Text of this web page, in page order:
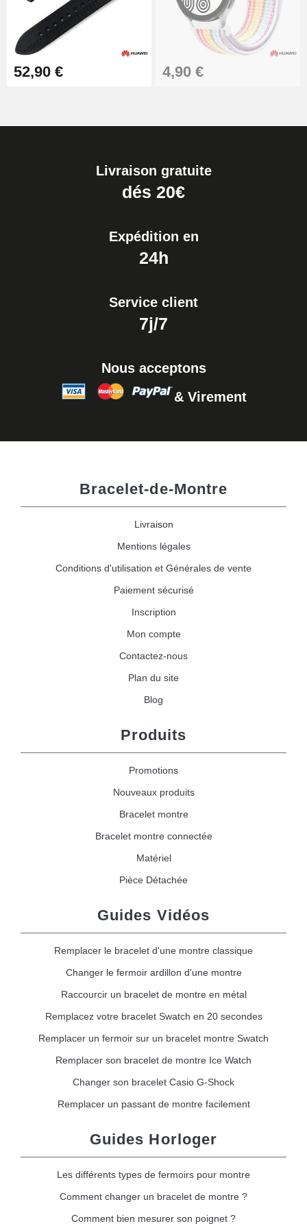
52,90 € 4,90 €
Livraison gratuite
dés 20€
Expédition en
24h
Service client
7j/7
Nous acceptons
& Virement
Bracelet-de-Montre
Livraison
Mentions légales
Conditions d'utilisation et Générales de vente
Paiement sécurisé
Inscription
Mon compte
Contactez-nous
Plan du site
Blog
Produits
Promotions
Nouveaux produits
Bracelet montre
Bracelet montre connectée
Matériel
Pièce Détachée
Guides Vidéos
Remplacer le bracelet d'une montre classique
Changer le fermoir ardillon d'une montre
Raccourcir un bracelet de montre en métal
Remplacez votre bracelet Swatch en 20 secondes
Remplacer un fermoir sur un bracelet montre Swatch
Remplacer son bracelet de montre Ice Watch
Changer son bracelet Casio G-Shock
Remplacer un passant de montre facilement
Guides Horloger
Les différents types de fermoirs pour montre
Comment changer un bracelet de montre ?
Comment bien mesurer son poignet ?